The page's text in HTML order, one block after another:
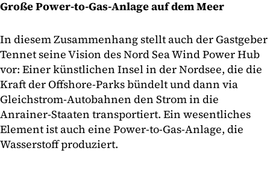
Große Power-to-Gas-Anlage auf dem Meer
In diesem Zusammenhang stellt auch der Gastgeber
Tennet seine Vision des Nord Sea Wind Power Hub
vor: Einer künstlichen Insel in der Nordsee, die die
Kraft der Offshore-Parks bündelt und dann via
Gleichstrom-Autobahnen den Strom in die
Anrainer-Staaten transportiert. Ein wesentliches
Element ist auch eine Power-to-Gas-Anlage, die
Wasserstoff produziert.